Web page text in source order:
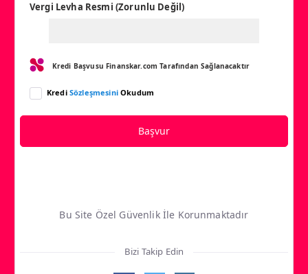
Vergi Levha Resmi (Zorunlu Değil)
Kredi Başvusu Finanskar.com Tarafından Sağlanacaktır
Kredi SözleşmesiniOkudum
Başvur
Bu Site Özel Güvenlik İle Korunmaktadır
Bizi Takip Edin